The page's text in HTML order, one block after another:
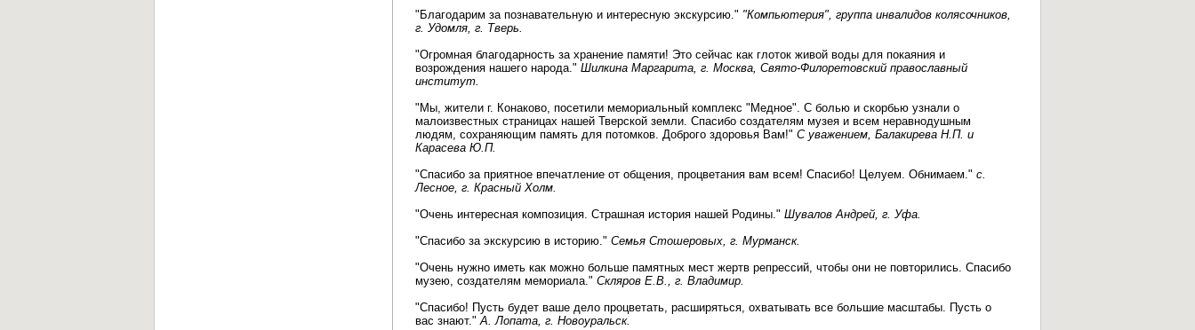
"Благодарим за познавательную и интересную экскурсию." "Компьютерия", группа инвалидов колясочников,
г. Удомля, г. Тверь.
"Огромная благодарность за хранение памяти! Это сейчас как глоток живой воды для покаяния и
возрождения нашего народа." Шилкина Маргарита, г. Москва, Свято-Филоретовский православный
институт.
"Мы, жители г. Конаково, посетили мемориальный комплекс "Медное". С болью и скорбью узнали о
малоизвестных страницах нашей Тверской земли. Спасибо создателям музея и всем неравнодушным
людям, сохраняющим память для потомков. Доброго здоровья Вам!" С уважением, Балакирева Н.П. и
Карасева Ю.П.
"Спасибо за приятное впечатление от общения, процветания вам всем! Спасибо! Целуем. Обнимаем." с.
Лесное, г. Красный Холм.
"Очень интересная композиция. Страшная история нашей Родины." Шувалов Андрей, г. Уфа.
"Спасибо за экскурсию в историю." Семья Стошеровых, г. Мурманск.
"Очень нужно иметь как можно больше памятных мест жертв репрессий, чтобы они не повторились. Спасибо
музею, создателям мемориала." Скляров Е.В., г. Владимир.
"Спасибо! Пусть будет ваше дело процветать, расширяться, охватывать все большие масштабы. Пусть о
вас знают."А. Лопата, г. Новоуральск.